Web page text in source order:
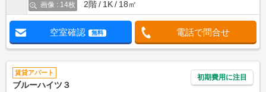
画像 : 14枚
2階
1K 18㎡
空室確認 無料 電話で問合せ
賃貸アパート
ブルーハイツ３
初期費用に注目